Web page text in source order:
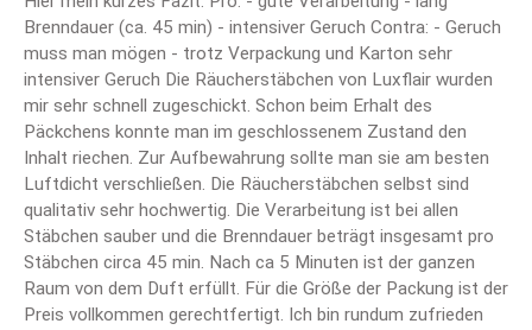
Brenndauer (ca. 45 min) - intensiver Geruch Contra: - Geruch
muss man mögen - trotz Verpackung und Karton sehr
intensiver Geruch Die Räucherstäbchen von Luxflair wurden
mir sehr schnell zugeschickt. Schon beim Erhalt des
Päckchens konnte man im geschlossenem Zustand den
Inhalt riechen. Zur Aufbewahrung sollte man sie am besten
Luftdicht verschließen. Die Räucherstäbchen selbst sind
qualitativ sehr hochwertig. Die Verarbeitung ist bei allen
Stäbchen sauber und die Brenndauer beträgt insgesamt pro
Stäbchen circa 45 min. Nach ca 5 Minuten ist der ganzen
Raum von dem Duft erfüllt. Für die Größe der Packung ist der
Preis vollkommen gerechtfertigt. Ich bin rundum zufrieden